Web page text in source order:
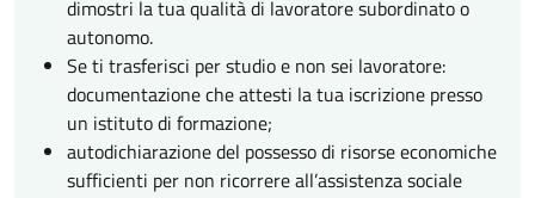
dimostri la tua qualità di lavoratore subordinato o
autonomo.
Se ti trasferisci per studio e non sei lavoratore:
documentazione che attesti la tua iscrizione presso
un istituto di formazione;
autodichiarazione del possesso di risorse economiche
sufficienti per non ricorrere all’assistenza sociale